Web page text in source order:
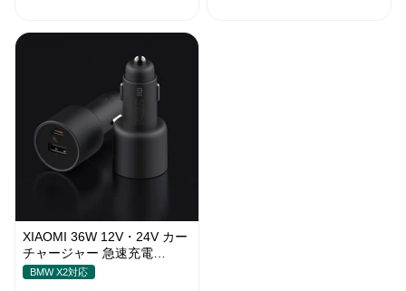
XIAOMI 36W 12V・24V カー
チャージャー 急速充電
QC3.0 LEDライト コンパク
BMW X2対応